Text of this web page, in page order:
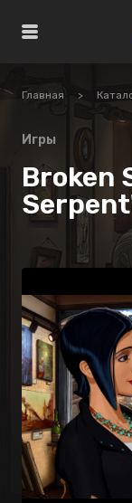
Главная >
Игры
Broken